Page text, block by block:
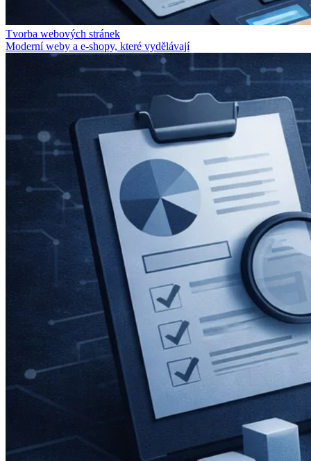
Tvorba webových stránek
Moderní weby a e-shopy, které vydělávají